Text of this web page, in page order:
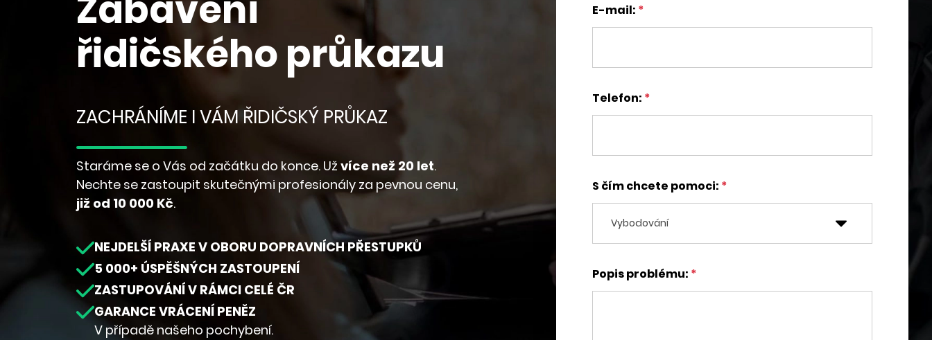
řidičského průkazu
ZACHRÁNÍME I VÁM ŘIDIČSKÝ PRŮKAZ
Staráme se o Vás od začátku do konce. Už více než 20 let.
Nechte se zastoupit skutečnými profesionály za pevnou cenu,
již od 10 000 Kč.
NEJDELŠÍ PRAXE V OBORU DOPRAVNÍCH PŘESTUPKŮ
5 000+ ÚSPĚŠNÝCH ZASTOUPENÍ
ZASTUPOVÁNÍ V RÁMCI CELÉ ČR
GARANCE VRÁCENÍ PENĚZ
V případě našeho pochybení.
E-mail:
Telefon:
S čím chcete pomoci:
Popis problému: